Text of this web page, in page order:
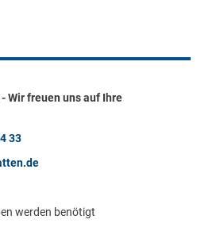
Wir freuen uns auf Ihre
33
werden benötigt